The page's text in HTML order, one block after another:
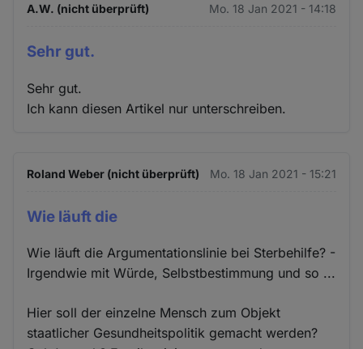
A.W. (nicht überprüft) Mo. 18 Jan 2021 - 14:18
Sehr gut.
Sehr gut.
Ich kann diesen Artikel nur unterschreiben.
Roland Weber (nicht überprüft) Mo. 18 Jan 2021 - 15:21
Wie läuft die
Wie läuft die Argumentationslinie bei Sterbehilfe? -
Irgendwie mit Würde, Selbstbestimmung und so ...
Hier soll der einzelne Mensch zum Objekt
staatlicher Gesundheitspolitik gemacht werden?